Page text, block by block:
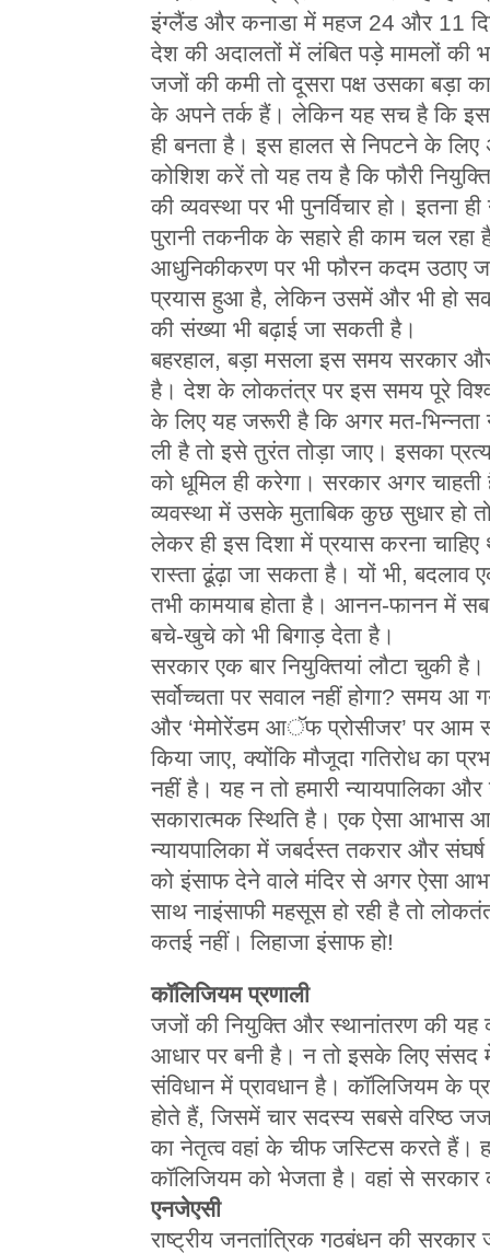
इंग्लैंड और कनाडा में महज 24 और 11
देश की अदालतों में लंबित पड़े मामलों की
जजों की कमी तो दूसरा पक्ष उसका बड़ा
के अपने तर्क हैं। लेकिन यह सच है कि
ही बनता है। इस हालत से निपटने के
कोशिश करें तो यह तय है कि फौरी
की व्यवस्था पर भी पुनर्विचार हो। इतना
पुरानी तकनीक के सहारे ही काम चल
आधुनिकीकरण पर भी फौरन कदम उठाए
प्रयास हुआ है, लेकिन उसमें और भी हो
की संख्या भी बढ़ाई जा सकती है।
बहरहाल, बड़ा मसला इस समय सरकार
है। देश के लोकतंत्र पर इस समय पूरे
के लिए यह जरूरी है कि अगर मत-
ली है तो इसे तुरंत तोड़ा जाए। इसका
को धूमिल ही करेगा। सरकार अगर
व्यवस्था में उसके मुताबिक कुछ सुधार हो
लेकर ही इस दिशा में प्रयास करना
रास्ता ढूंढ़ा जा सकता है। यों भी,
तभी कामयाब होता है। आनन-फानन में
बचे-खुचे को भी बिगाड़ देता है।
सरकार एक बार नियुक्तियां लौटा चुकी है।
सर्वोच्चता पर सवाल नहीं होगा? समय
और ‘मेमोरेंडम आॅफ प्रोसीजर’ पर आम
किया जाए, क्योंकि मौजूदा गतिरोध का
नहीं है। यह न तो हमारी न्यायपालिका
सकारात्मक स्थिति है। एक ऐसा आभास
न्यायपालिका में जबर्दस्त तकरार और
को इंसाफ देने वाले मंदिर से अगर ऐसा
साथ नाइंसाफी महसूस हो रही है तो
कतई नहीं। लिहाजा इंसाफ हो!
कॉलिजियम प्रणाली
जजों की नियुक्ति और स्थानांतरण की यह
आधार पर बनी है। न तो इसके लिए संसद
संविधान में प्रावधान है। कॉलिजियम के
होते हैं, जिसमें चार सदस्य सबसे वरिष्ठ
का नेतृत्व वहां के चीफ जस्टिस करते हैं।
कॉलिजियम को भेजता है। वहां से सरकार
एनजेएसी
राष्ट्रीय जनतांत्रिक गठबंधन की